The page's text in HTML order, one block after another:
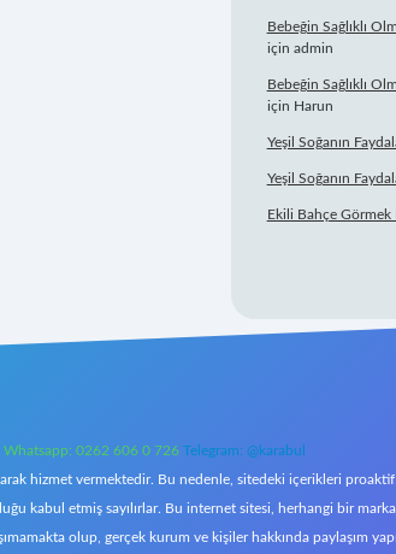
Bebeğin Sağlıklı
için admin
Bebeğin Sağlıklı
için Harun
Yeşil Soğanın
Yeşil Soğanın
Ekili Bahçe
Whatsapp: 0262 606 0 726 Telegram: @karabul
hizmet vermektedir. Bu nedenle, sitedeki içerikleri
kabul etmiş sayılırlar. Bu internet sitesi, herhangi bir
olup, gerçek kurum ve kişiler hakkında paylaşım